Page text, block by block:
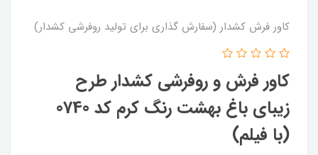
کاور فرش کشدار (سفارش گذاری برای تولید روفرشی کشدار)
کاور فرش و روفرشی کشدار طرح
زیبای باغ بهشت رنگ کرم کد 0740
(با فیلم)